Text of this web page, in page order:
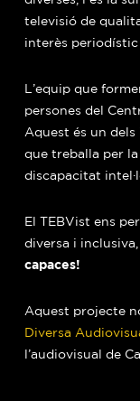
televisió de
interès
L’equip que
persones del
Aquest és un dels
que treballa per
discapacitat
El TEBVist ens
diversa i
capaces!
Aquest projecte
Diversa
l’audiovisual de